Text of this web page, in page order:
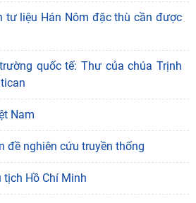
tư liệu Hán Nôm đặc thù cần được
quốc tế: Thư của chúa Trịnh
Nam
đề nghiên cứu truyền thống
tịch Hồ Chí Minh